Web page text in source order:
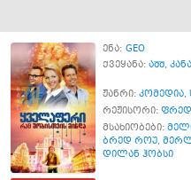
ენა: GEO
ქვეყანა: აშშ,
ჟანრი: კომედია,
რეჟისორი:
მსახიობები:
ბრედ როუ,
დილან ჰობსი